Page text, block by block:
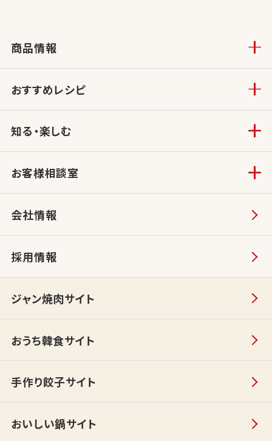
商品情報
おすすめレシピ
知る・楽しむ
お客様相談室
会社情報
採用情報
ジャン焼肉サイト
おうち韓食サイト
手作り餃子サイト
おいしい鍋サイト